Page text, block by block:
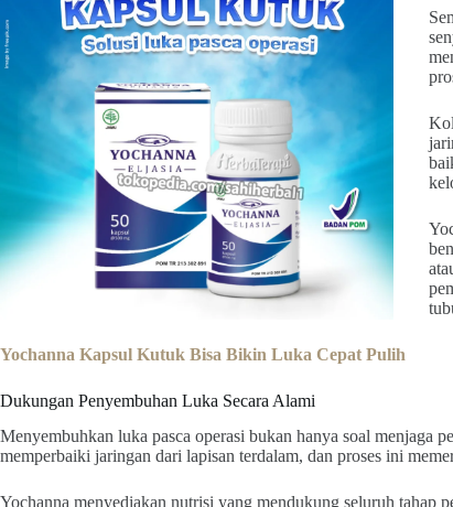
Yochanna Kapsul Kutuk Bisa Bikin Luka Cepat Pulih
Dukungan Penyembuhan Luka Secara Alami
Menyembuhkan luka pasca operasi bukan hanya soal menjaga
memperbaiki jaringan dari lapisan terdalam, dan proses ini
Yochanna menyediakan nutrisi yang mendukung seluruh tahap